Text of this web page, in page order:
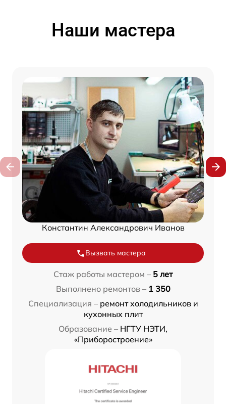
Наши мастера
Константин Александрович Иванов
Вызвать мастера
Стаж работы мастером – 5 лет
Выполнено ремонтов – 1 350
Специализация – ремонт холодильников и
кухонных плит
Образование – НГТУ НЭТИ,
«Приборостроение»